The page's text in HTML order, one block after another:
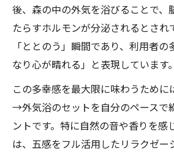
後、森の中の外気を浴びることで、
たらすホルモンが分泌されるとされ
「ととのう」瞬間であり、利用者の
なり心が晴れる」と表現しています。
この多幸感を最大限に味わうため
→外気浴のセットを自分のペースで
ントです。特に自然の音や香りを感
は、五感をフル活用したリラクゼー